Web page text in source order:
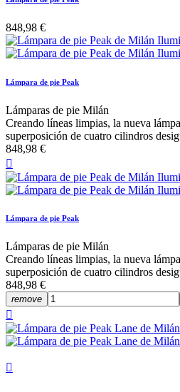
848,98 €
Lámpara de pie Peak
Lámparas de pie Milán
Creando líneas limpias, la nueva
superposición de cuatro cilindros
848,98 €

Lámpara de pie Peak
Lámparas de pie Milán
Creando líneas limpias, la nueva
superposición de cuatro cilindros
848,98 €
remove

